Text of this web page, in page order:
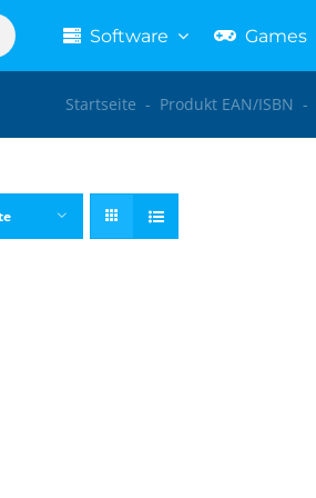
Software Games
Startseite - Produkt EAN/ISBN -